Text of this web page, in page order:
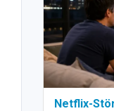
Netflix-